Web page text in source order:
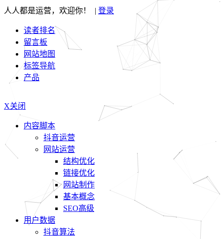
人人都是运营，欢迎你！ | 登录
读者排名
留言板
网站地图
标签导航
产品
X关闭
内容脚本
抖音运营
网站运营
结构优化
链接优化
网站制作
基本概念
SEO高级
用户数据
抖音算法